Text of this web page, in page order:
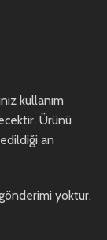
kullanım
Ürünü
an
yoktur.